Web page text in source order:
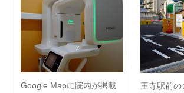
Google Mapに院内が掲載
王寺駅前